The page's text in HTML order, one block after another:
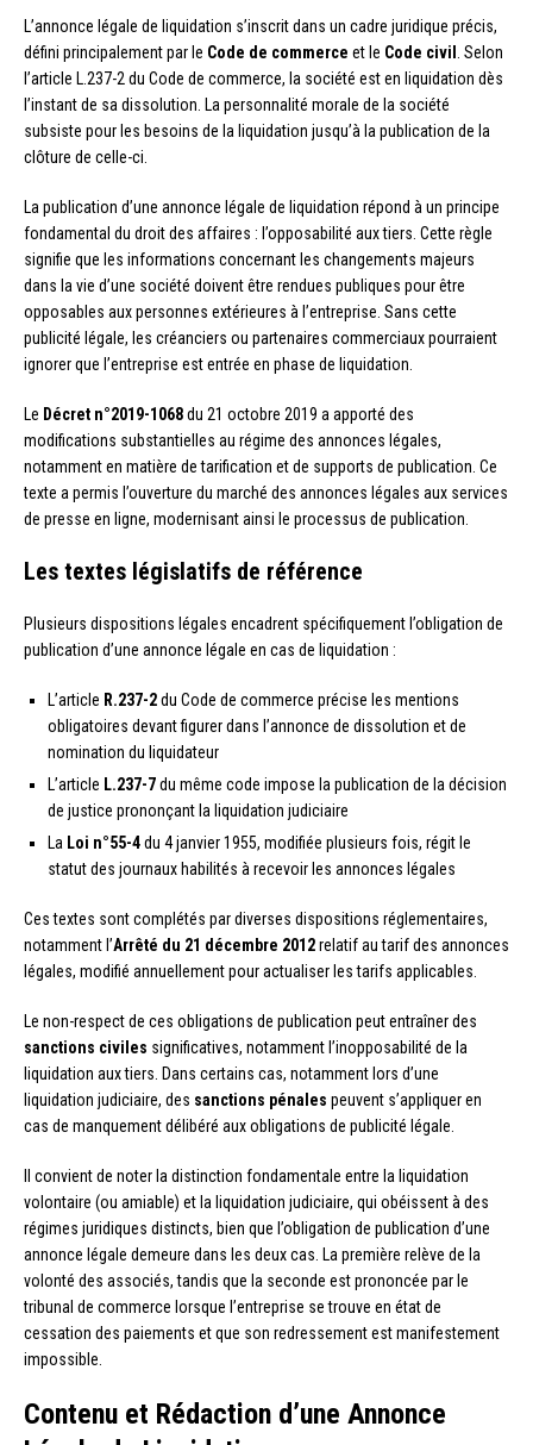
L’annonce légale de liquidation s’inscrit dans un cadre juridique précis,
défini principalement par le Code de commerce et le Code civil . Selon
l’article L.237-2 du Code de commerce, la société est en liquidation dès
l’instant de sa dissolution. La personnalité morale de la société
subsiste pour les besoins de la liquidation jusqu’à la publication de la
clôture de celle-ci.
La publication d’une annonce légale de liquidation répond à un principe
fondamental du droit des affaires : l’opposabilité aux tiers. Cette règle
signifie que les informations concernant les changements majeurs
dans la vie d’une société doivent être rendues publiques pour être
opposables aux personnes extérieures à l’entreprise. Sans cette
publicité légale, les créanciers ou partenaires commerciaux pourraient
ignorer que l’entreprise est entrée en phase de liquidation.
Le Décret n°2019-1068du 21 octobre 2019 a apporté des
modifications substantielles au régime des annonces légales,
notamment en matière de tarification et de supports de publication. Ce
texte a permis l’ouverture du marché des annonces légales aux services
de presse en ligne, modernisant ainsi le processus de publication.
Les textes législatifs de référence
Plusieurs dispositions légales encadrent spécifiquement l’obligation de
publication d’une annonce légale en cas de liquidation :
L’article R.237-2du Code de commerce précise les mentions
obligatoires devant figurer dans l’annonce de dissolution et de
nomination du liquidateur
L’article L.237-7du même code impose la publication de la décision
de justice prononçant la liquidation judiciaire
La Loi n°55-4du 4 janvier 1955, modifiée plusieurs fois, régit le
statut des journaux habilités à recevoir les annonces légales
Ces textes sont complétés par diverses dispositions réglementaires,
notamment l’Arrêté du 21 décembre 2012relatif au tarif des annonces
légales, modifié annuellement pour actualiser les tarifs applicables.
Le non-respect de ces obligations de publication peut entraîner des
sanctions civiles significatives, notamment l’inopposabilité de la
liquidation aux tiers. Dans certains cas, notamment lors d’une
liquidation judiciaire, des sanctions pénales peuvent s’appliquer en
cas de manquement délibéré aux obligations de publicité légale.
Il convient de noter la distinction fondamentale entre la liquidation
volontaire (ou amiable) et la liquidation judiciaire, qui obéissent à des
régimes juridiques distincts, bien que l’obligation de publication d’une
annonce légale demeure dans les deux cas. La première relève de la
volonté des associés, tandis que la seconde est prononcée par le
tribunal de commerce lorsque l’entreprise se trouve en état de
cessation des paiements et que son redressement est manifestement
impossible.
Contenu et Rédaction d’une Annonce